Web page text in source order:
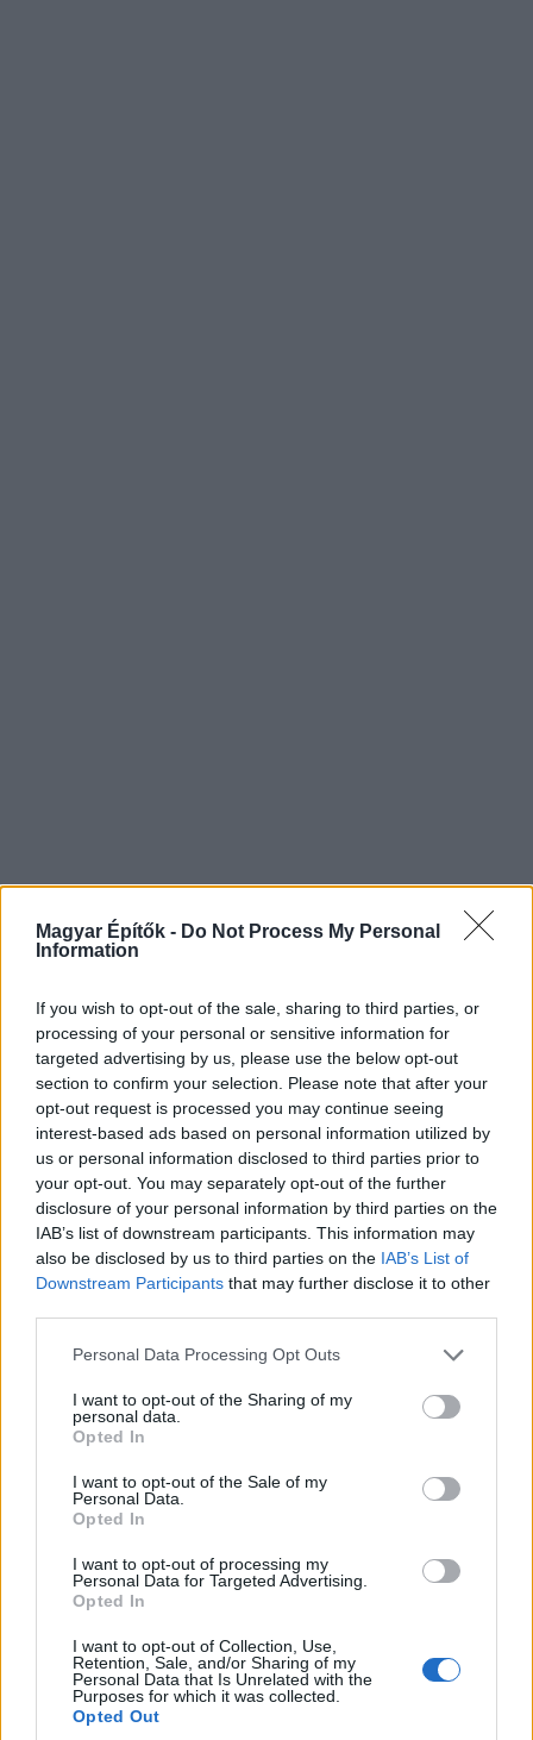
Magyar Építők - Do Not Process My Personal
Information
If you wish to opt-out of the sale, sharing to third parties, or
processing of your personal or sensitive information for
targeted advertising by us, please use the below opt-out
section to confirm your selection. Please note that after your
opt-out request is processed you may continue seeing
interest-based ads based on personal information utilized by
us or personal information disclosed to third parties prior to
your opt-out. You may separately opt-out of the further
disclosure of your personal information by third parties on the
IAB’s list of downstream participants. This information may
also be disclosed by us to third parties on the IAB’s List of
Downstream Participants that may further disclose it to other
Please note that this website/app uses one or more Google
not limited to your visit or usage behaviour. You may click to
grant or deny consent to Google and its third-party tags to
use your data for below specified purposes in below Google
consent section.
Personal Data Processing Opt Outs
I want to opt-out of the Sharing of my
personal data.
Opted In
I want to opt-out of the Sale of my
Personal Data.
Opted In
I want to opt-out of processing my
Personal Data for Targeted Advertising.
Opted In
I want to opt-out of Collection, Use,
Retention, Sale, and/or Sharing of my
Personal Data that Is Unrelated with the
Purposes for which it was collected.
Opted Out